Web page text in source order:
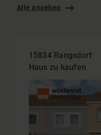
Alle ansehen
15834 Rangsdorf
Haus zu kaufen